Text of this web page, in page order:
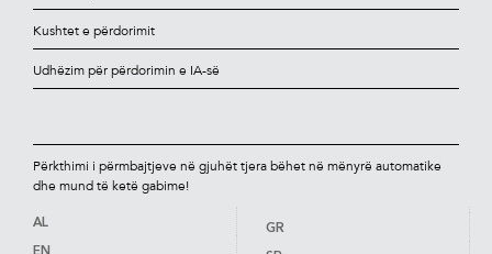
Kushtet e përdorimit
Udhëzim për përdorimin e IA-së
Përkthimi i përmbajtjeve në gjuhët tjera bëhet në mënyrë automatike
dhe mund të ketë gabime!
AL GR